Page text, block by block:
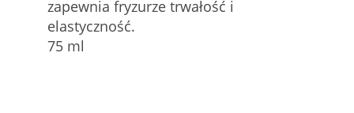
zapewnia fryzurze trwałość i
elastyczność.
75 ml